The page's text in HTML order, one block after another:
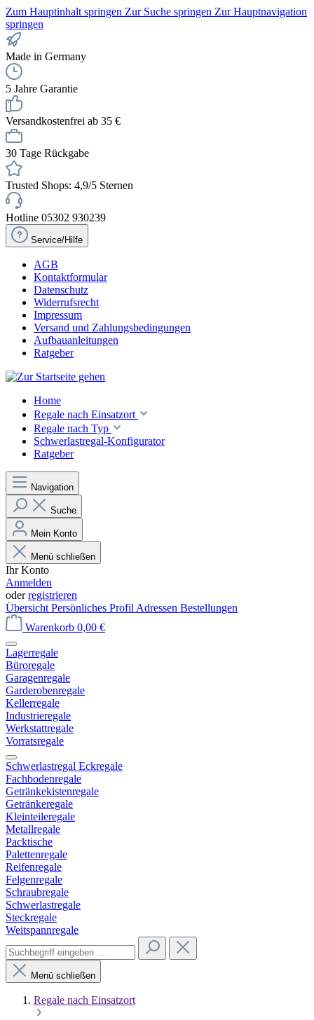
Zum Hauptinhalt springen Zur Suche springen Zur Hauptnavigation
springen
Made in Germany
5 Jahre Garantie
Versandkostenfrei ab 35 €
30 Tage Rückgabe
Trusted Shops: 4,9/5 Sternen
Hotline 05302 930239
Service/Hilfe
AGB
Kontaktformular
Datenschutz
Widerrufsrecht
Impressum
Versand und Zahlungsbedingungen
Aufbauanleitungen
Ratgeber
Home
Regale nach Einsatzort
Regale nach Typ
Schwerlastregal-Konfigurator
Ratgeber
Navigation
Suche
Mein Konto
Menü schließen
Ihr Konto
Anmelden
oderregistrieren
Übersicht Persönliches Profil Adressen Bestellungen
Warenkorb 0,00 €
Lagerregale
Büroregale
Garagenregale
Garderobenregale
Kellerregale
Industrieregale
Werkstattregale
Vorratsregale
Schwerlastregal Eckregale
Fachbodenregale
Getränkekistenregale
Getränkeregale
Kleinteileregale
Metallregale
Packtische
Palettenregale
Reifenregale
Felgenregale
Schraubregale
Schwerlastregale
Steckregale
Weitspannregale
Menü schließen
Regale nach Einsatzort